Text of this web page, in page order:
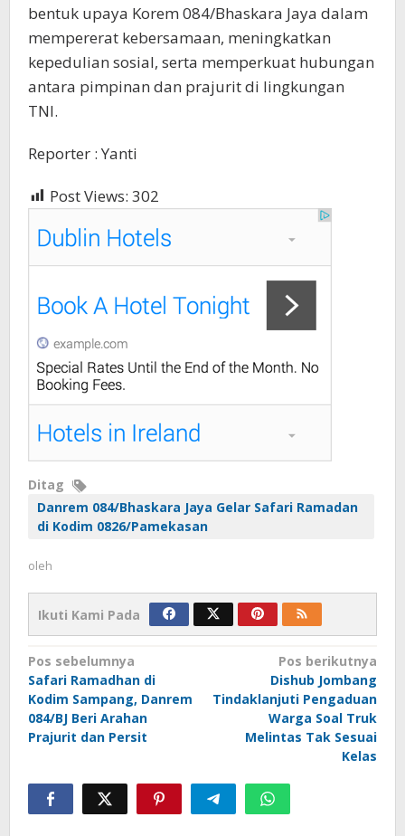
bentuk upaya Korem 084/Bhaskara Jaya dalam
mempererat kebersamaan, meningkatkan
kepedulian sosial, serta memperkuat hubungan
antara pimpinan dan prajurit di lingkungan
TNI.
Reporter : Yanti
Post Views: 302
Ditag
Danrem 084/Bhaskara Jaya Gelar Safari Ramadan
di Kodim 0826/Pamekasan
oleh
Ikuti Kami Pada
Navigasi
pos
Pos sebelumnya
Safari Ramadhan di
Kodim Sampang, Danrem
084/BJ Beri Arahan
Prajurit dan Persit
Pos berikutnya
Dishub Jombang
Tindaklanjuti Pengaduan
Warga Soal Truk
Melintas Tak Sesuai
Kelas